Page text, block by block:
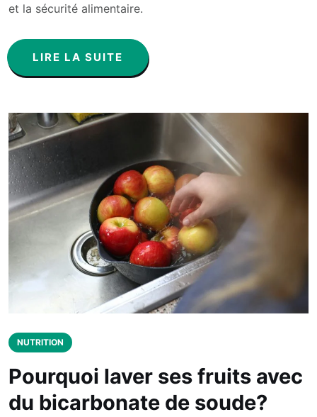
et la sécurité alimentaire.
LIRE LA SUITE
NUTRITION
Pourquoi laver ses fruits avec
du bicarbonate de soude?